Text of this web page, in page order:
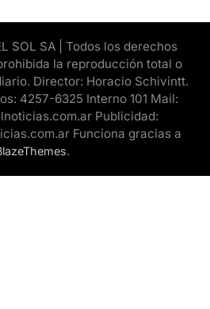
SOL SA | Todos los derechos
la reproducción total o
Director: Horacio Schivintt.
4257-6325 Interno 101 Mail:
Publicidad:
Funciona gracias a
.